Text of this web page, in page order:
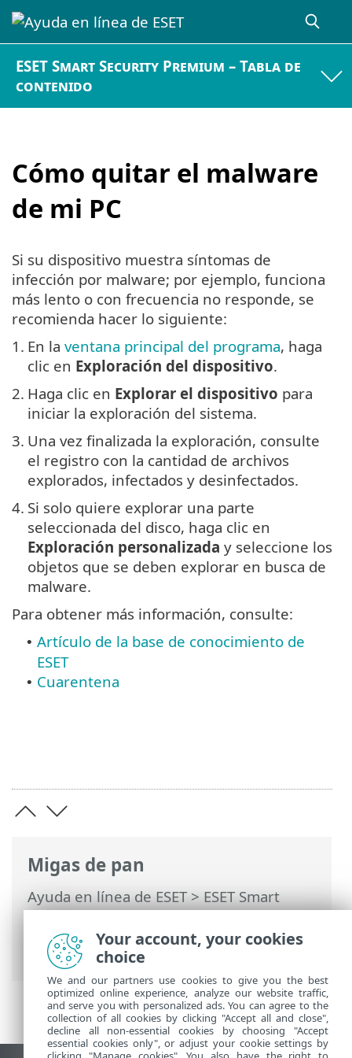
ESET Smart Security Premium – Tabla de
contenido
Cómo quitar el malware
de mi PC
Migas de pan
Ayuda en línea de ESET>ESET Smart
Security Premium>Preguntas
frecuentes> Cómo quitar el malware de
mi PC
Si su dispositivo muestra síntomas de
infección por malware; por ejemplo, funciona
más lento o con frecuencia no responde, se
recomienda hacer lo siguiente:
1. En la ventana principal del programa, haga
clic en Exploración del dispositivo.
2. Haga clic en Explorar el dispositivo para
iniciar la exploración del sistema.
3. Una vez finalizada la exploración, consulte
el registro con la cantidad de archivos
explorados, infectados y desinfectados.
4. Si solo quiere explorar una parte
seleccionada del disco, haga clic en
Exploración personalizada y seleccione los
objetos que se deben explorar en busca de
malware.
Para obtener más información, consulte:
• Artículo de la base de conocimiento de
ESET
• Cuarentena
Your account, your cookies
choice
We and our partners use cookies to give you the best
optimized online experience, analyze our website traffic,
and serve you with personalized ads. You can agree to the
collection of all cookies by clicking "Accept all and close",
decline all non-essential cookies by choosing "Accept
essential cookies only", or adjust your cookie settings by